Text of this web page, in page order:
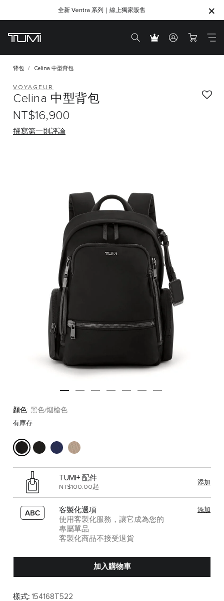
SHOP GIFTS
SHOP GIFTS
全新 Ventra 系列｜線上獨家販售
背包 Celina 中型背包
VOYAGEUR
Celina 中型背包
NT$16,900
撰寫第一則評論
顏色: 黑色/烟槍色
有庫存
TUMI+ 配件
NT$100.00起
添加
客製化選項
使用客製化服務，讓它成為您的
專屬單品
客製化商品不接受退貨
添加
加入購物車
樣式: 154168T522